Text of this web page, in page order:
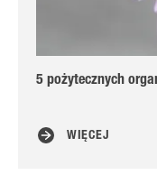
5 pożytecznych
WIĘCEJ